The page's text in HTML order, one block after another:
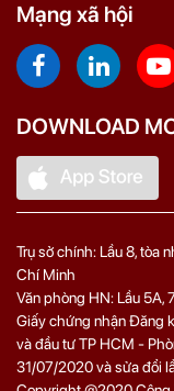
Mạng xã hội
DOWNLOAD
Trụ sở chính: Lầu 8, tòa
Chí Minh
Văn phòng HN: Lầu 5A,
Giấy chứng nhận Đăng
và đầu tư TP HCM -
31/07/2020 và sửa đổi